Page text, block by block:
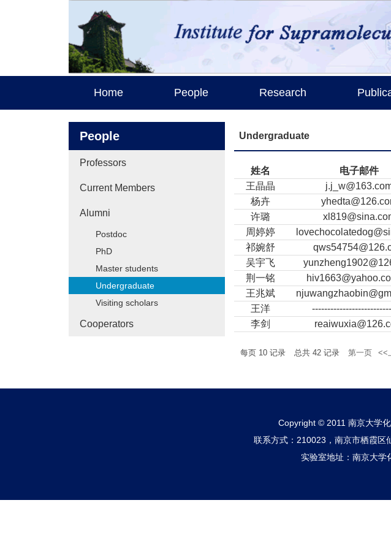
Home People Research
People
Professors
Current Members
Alumni
Postdoc
PhD
Master students
Undergraduate
Visiting scholars
Cooperators
Undergraduate
姓名 电子邮件
王晶晶
杨卉
许璐
周婷婷
祁婉舒
吴宇飞
荆一铭
王兆斌
王洋
李剑
每页 10 记录 总共 42 记录 第一页 <<
Copyright © 2011 南京大学
联系方式：210023，南京市栖霞区
实验室地址：南京大学